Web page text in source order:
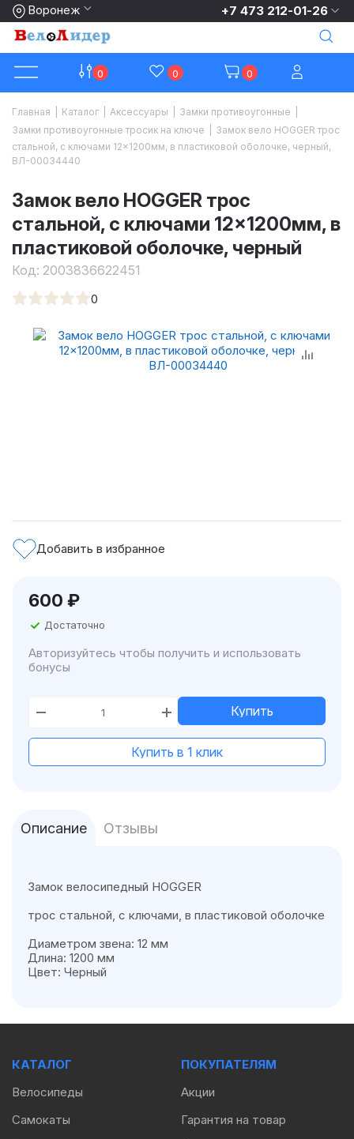
Воронеж +7 473 212-01-26
0 0 0
Главная Каталог Аксессуары Замки противоугонные
Замки противоугонные тросик на ключе
Замок вело HOGGER трос
стальной, с ключами 12×1200мм, в пластиковой оболочке, черный,
ВЛ-00034440
Замок вело HOGGER трос
стальной, с ключами 12×1200мм, в
пластиковой оболочке, черный
Код: 2003836622451
0
Добавить в избранное
600 ₽
Достаточно
Авторизуйтесь чтобы получить и использовать
бонусы
Купить
Купить в 1 клик
Описание Отзывы
Замок велосипедный HOGGER
трос стальной, с ключами, в пластиковой оболочке
Диаметром звена: 12 мм
Длина: 1200 мм
Цвет: Черный
КАТАЛОГ
Велосипеды
Самокаты
ПОКУПАТЕЛЯМ
Акции
Гарантия на товар